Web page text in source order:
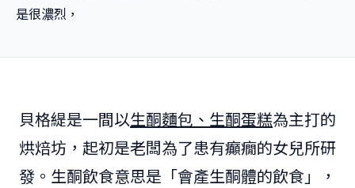
是很濃烈，
貝格緹是一間以生酮麵包、生酮蛋糕為主打的
烘焙坊，起初是老闆為了患有癲癇的女兒所研
發。生酮飲食意思是「會產生酮體的飲食」，